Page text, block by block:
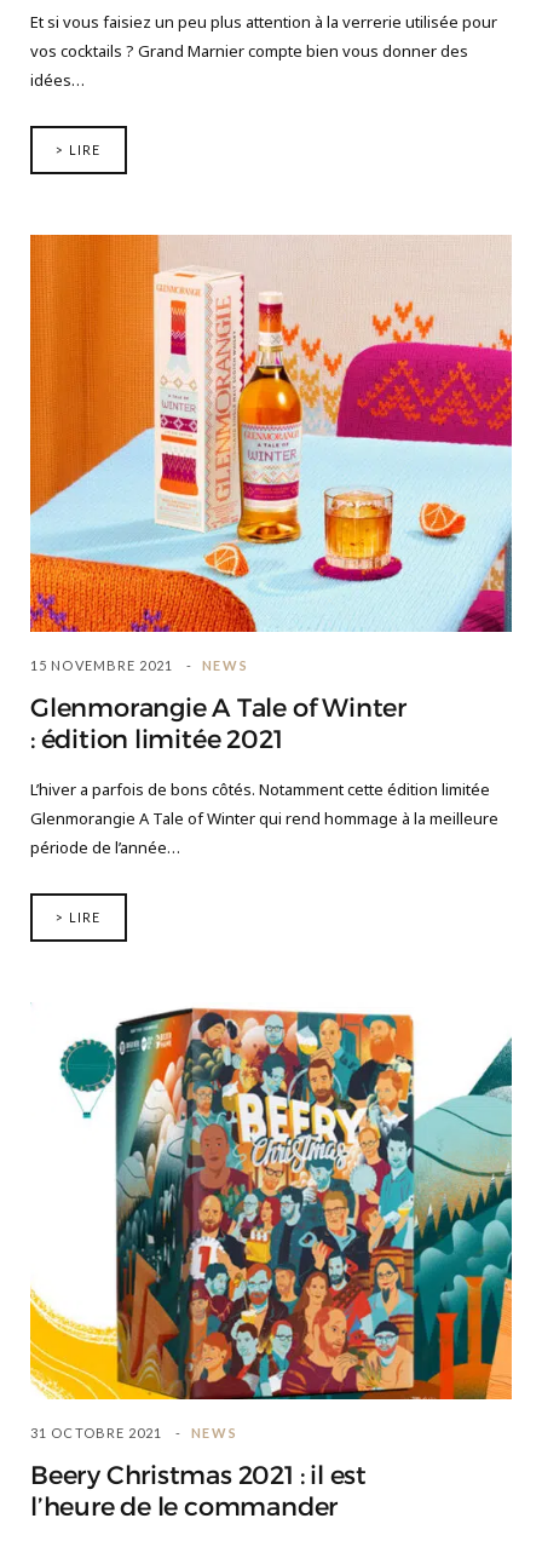
Et si vous faisiez un peu plus attention à la verrerie utilisée pour
vos cocktails ? Grand Marnier compte bien vous donner des
idées…
> LIRE
15 NOVEMBRE 2021 NEWS
Glenmorangie A Tale of Winter
: édition limitée 2021
L’hiver a parfois de bons côtés. Notamment cette édition limitée
Glenmorangie A Tale of Winter qui rend hommage à la meilleure
période de l’année…
> LIRE
31 OCTOBRE 2021 NEWS
Beery Christmas 2021 : il est
l’heure de le commander